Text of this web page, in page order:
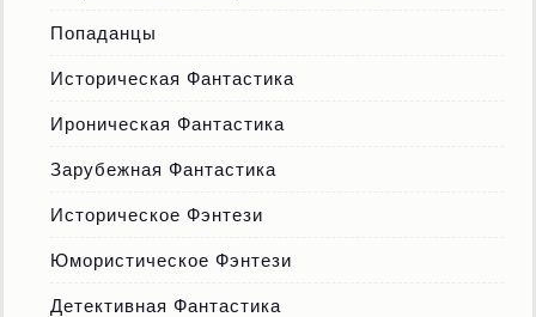
Попаданцы
Историческая Фантастика
Ироническая Фантастика
Зарубежная Фантастика
Историческое Фэнтези
Юмористическое Фэнтези
Детективная Фантастика